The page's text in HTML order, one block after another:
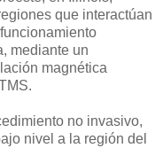
que interactúan
mediante un
magnética
no invasivo,
nivel a la región del